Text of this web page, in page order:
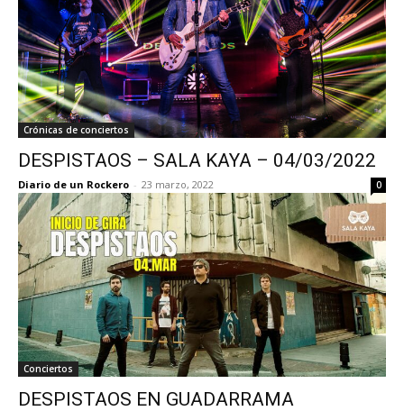
Crónicas de conciertos
DESPISTAOS – SALA KAYA – 04/03/2022
Diario de un Rockero - 23 marzo, 2022 0
Conciertos
DESPISTAOS EN GUADARRAMA